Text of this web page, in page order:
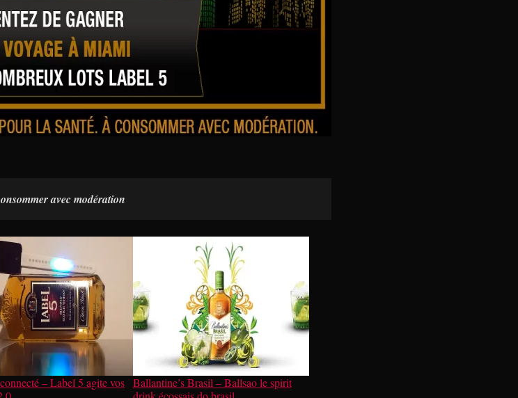
avec modération
– Label 5 agite vos Ballantine’s Brasil – Ballsao le spirit